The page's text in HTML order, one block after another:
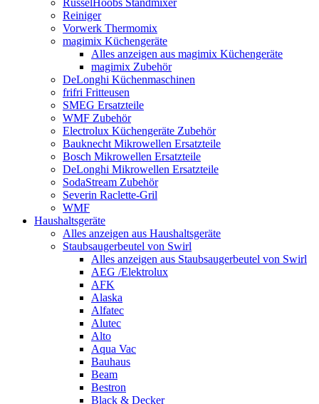
RusselHoobs Standmixer
Reiniger
Vorwerk Thermomix
magimix Küchengeräte
Alles anzeigen aus magimix Küchengeräte
magimix Zubehör
DeLonghi Küchenmaschinen
frifri Fritteusen
SMEG Ersatzteile
WMF Zubehör
Electrolux Küchengeräte Zubehör
Bauknecht Mikrowellen Ersatzteile
Bosch Mikrowellen Ersatzteile
DeLonghi Mikrowellen Ersatzteile
SodaStream Zubehör
Severin Raclette-Gril
WMF
Haushaltsgeräte
Alles anzeigen aus Haushaltsgeräte
Staubsaugerbeutel von Swirl
Alles anzeigen aus Staubsaugerbeutel von Swirl
AEG /Elektrolux
AFK
Alaska
Alfatec
Alutec
Alto
Aqua Vac
Bauhaus
Beam
Bestron
Black & Decker